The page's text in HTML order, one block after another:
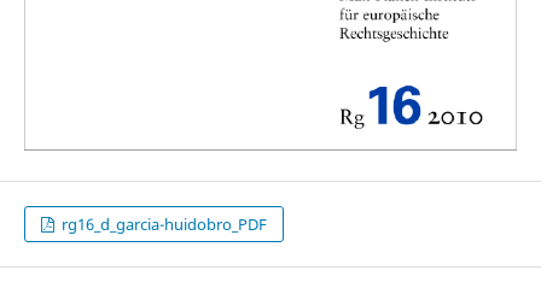
rg16_d_garcia-huidobro_PDF